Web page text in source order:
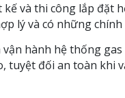
và thi công lắp đặt
lý và có những
vận hành hệ thống
tuyệt đối an toàn khi